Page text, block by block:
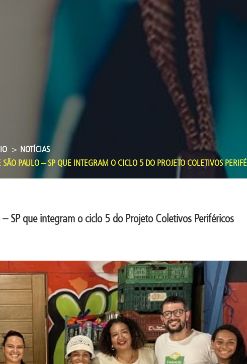
NOTÍCIAS
PAULO – SP QUE INTEGRAM O CICLO 5 DO PROJETO COLETIVOS
SP que integram o ciclo 5 do Projeto Coletivos Periféricos